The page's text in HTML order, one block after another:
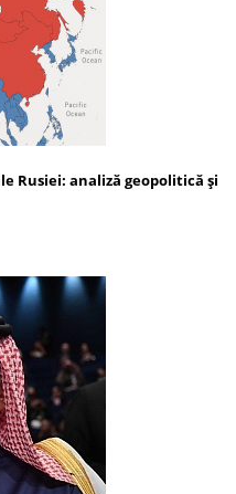
Rusiei: analiză geopolitică și